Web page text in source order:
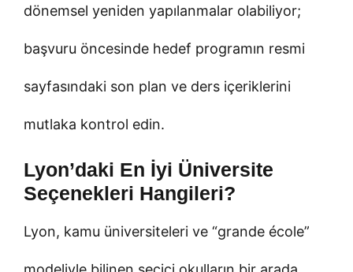
dönemsel yeniden yapılanmalar olabiliyor;
başvuru öncesinde hedef programın resmi
sayfasındaki son plan ve ders içeriklerini
mutlaka kontrol edin.
Lyon’daki En İyi Üniversite
Seçenekleri Hangileri?
Lyon, kamu üniversiteleri ve “grande école”